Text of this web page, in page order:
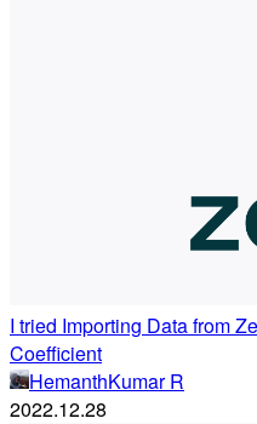
I tried Importing Data from
Coefficient
HemanthKumar R
2022.12.28